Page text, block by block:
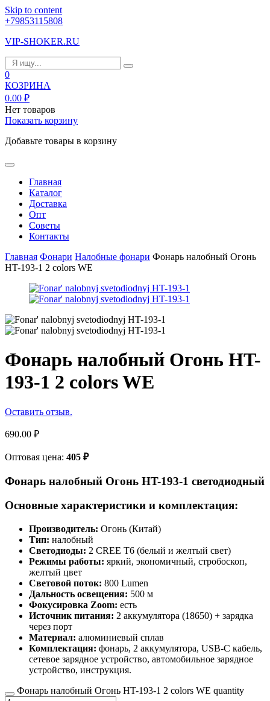
Skip to content
+79853115808
VIP-SHOKER.RU
0
КОЗРИНА
0.00 ₽
Нет товаров
Показать корзину
Добавьте товары в корзину
Главная
Каталог
Доставка
Опт
Советы
Контакты
Главная Фонари Налобные фонари Фонарь налобный Огонь
HT-193-1 2 colors WE
Фонарь налобный Огонь HT-
193-1 2 colors WE
Оставить отзыв.
690.00 ₽
Оптовая цена: 405 ₽
Фонарь налобный Огонь HT-193-1 светодиодный
Основные характеристики и комплектация:
Производитель: Огонь (Китай)
Тип: налобный
Светодиоды: 2 CREE T6 (белый и желтый свет)
Режимы работы: яркий, экономичный, стробоскоп,
желтый цвет
Световой поток: 800 Lumen
Дальность освещения: 500 м
Фокусировка Zoom: есть
Источник питания: 2 аккумулятора (18650) + зарядка
через порт
Материал: алюминиевый сплав
Комплектация: фонарь, 2 аккумулятора, USB-C кабель,
сетевое зарядное устройство, автомобильное зарядное
устройство, инструкция.
Фонарь налобный Огонь HT-193-1 2 colors WE quantity